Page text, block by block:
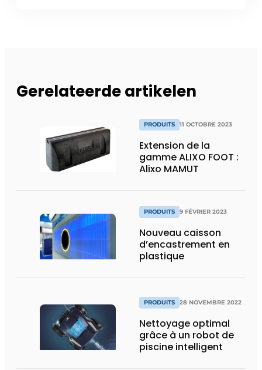
Gerelateerde artikelen
PRODUITS 11 OCTOBRE 2023
Extension de la
gamme ALIXO FOOT :
Alixo MAMUT
PRODUITS 9 FÉVRIER 2023
Nouveau caisson
d’encastrement en
plastique
PRODUITS 28 NOVEMBRE 2022
Nettoyage optimal
grâce à un robot de
piscine intelligent